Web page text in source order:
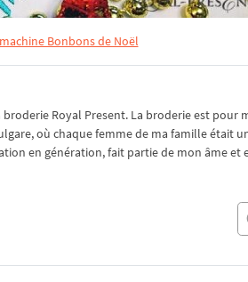
Bonbons de Noël
Royal Present. La broderie est pour
où chaque femme de ma famille était
en génération, fait partie de mon âme et